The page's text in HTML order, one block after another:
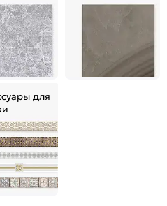
для